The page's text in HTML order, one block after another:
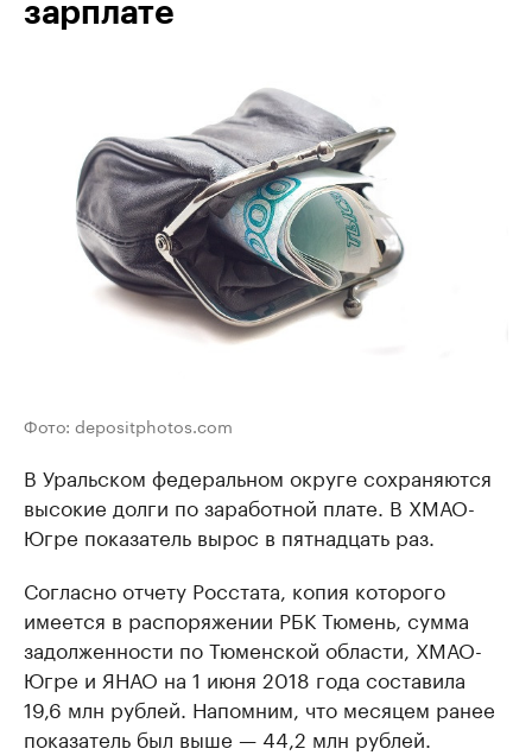
зарплате
Фото: depositphotos.com
В Уральском федеральном округе сохраняются
высокие долги по заработной плате. В ХМАО-
Югре показатель вырос в пятнадцать раз.
Согласно отчету Росстата, копия которого
имеется в распоряжении РБК Тюмень, сумма
задолженности по Тюменской области, ХМАО-
Югре и ЯНАО на 1 июня 2018 года составила
19,6 млн рублей. Напомним, что месяцем ранее
показатель был выше — 44,2 млн рублей.